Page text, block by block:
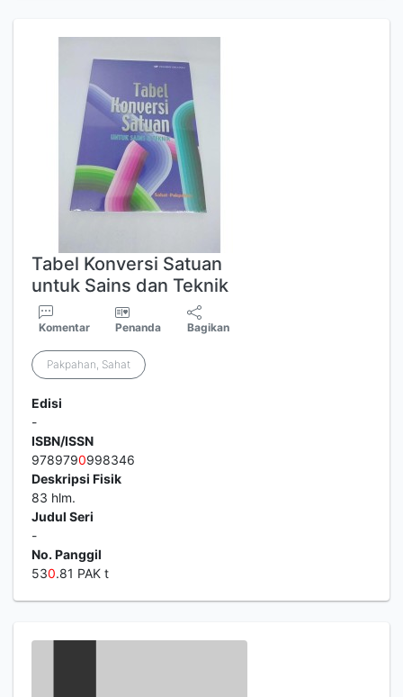
Tabel Konversi Satuan
untuk Sains dan Teknik
Komentar Penanda Bagikan
Pakpahan, Sahat
Edisi
-
ISBN/ISSN
9789790998346
Deskripsi Fisik
83 hlm.
Judul Seri
-
No. Panggil
530.81 PAK t